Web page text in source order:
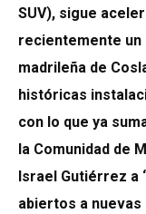
SUV), sigue
recientemente un
madrileña de
históricas
con lo que ya
la Comunidad de
Israel Gutiérrez a
abiertos a